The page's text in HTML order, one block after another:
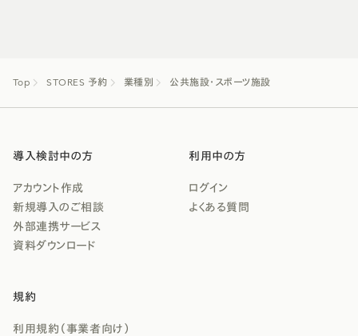
Top STORES 予約 業種別 公共施設・スポーツ施設
導入検討中の方
アカウント作成
新規導入のご相談
外部連携サービス
資料ダウンロード
利用中の方
ログイン
よくある質問
規約
利用規約（事業者向け）